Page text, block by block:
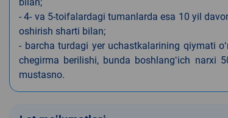
bilan;
- 4- va 5-toifalardagi tumanlarda esa 10 yil
oshirish sharti bilan;
- barcha turdagi yer uchastkalarining qiymati
chegirma berilishi, bunda boshlangʻich narxi
mustasno.